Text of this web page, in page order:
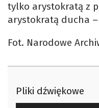
tylko arystokratą z
arystokratą ducha
Fot. Narodowe
Pliki dźwiękowe